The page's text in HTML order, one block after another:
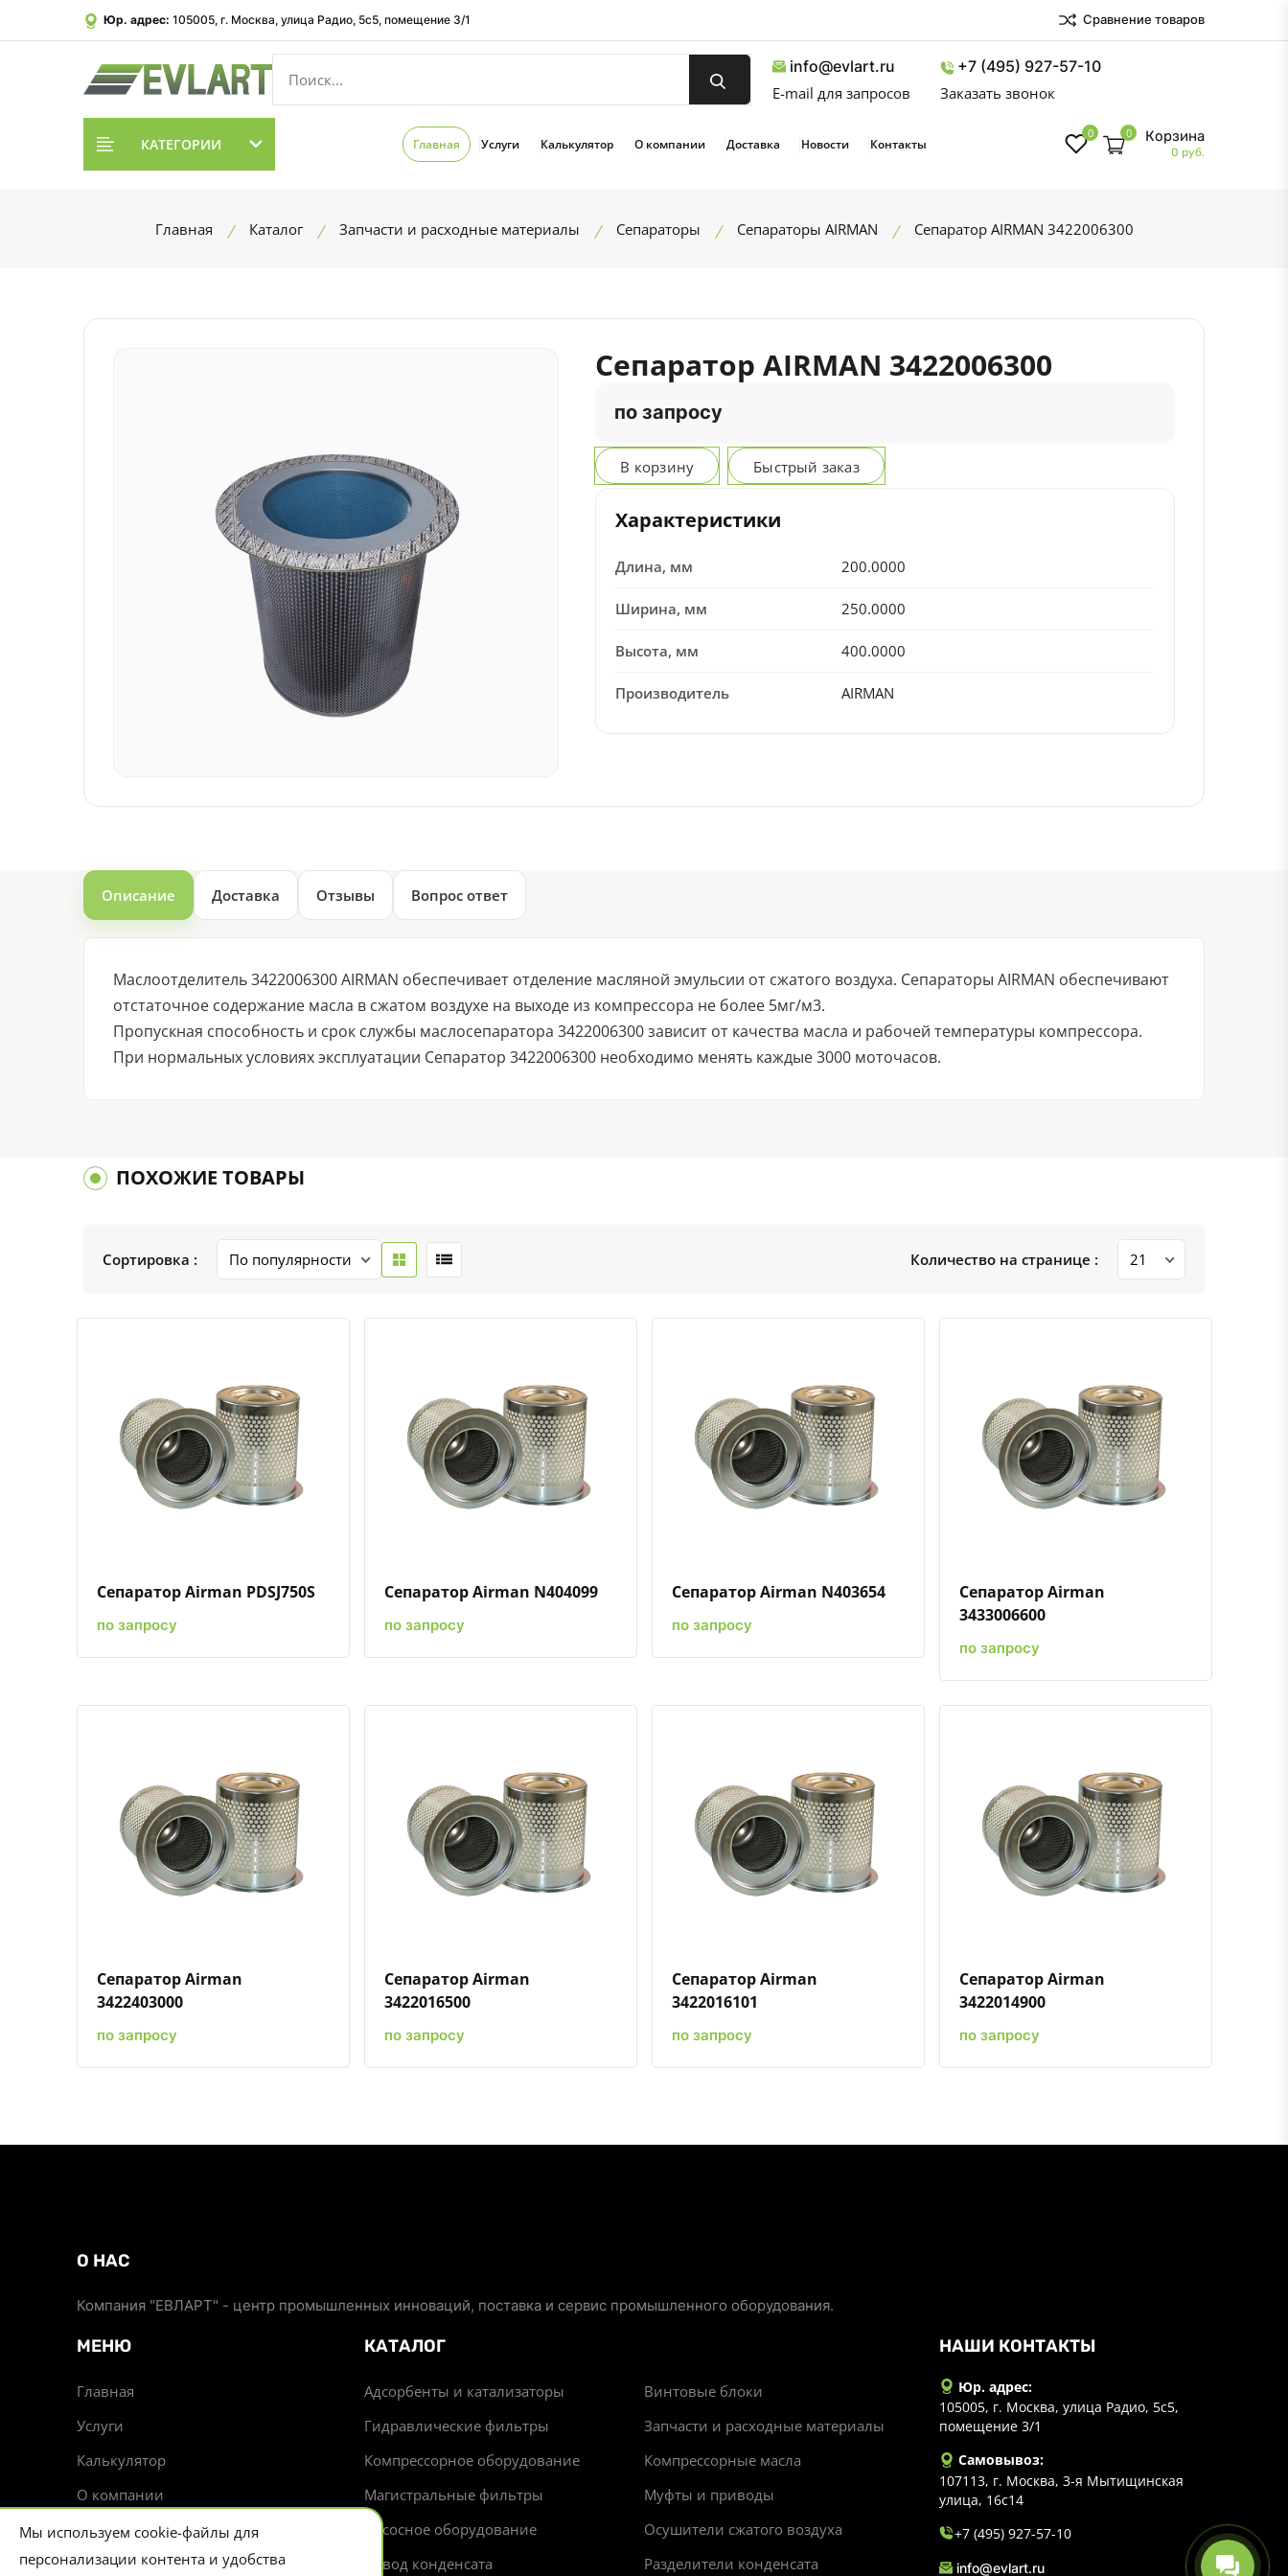
Юр. адрес: 105005, г. Москва, улица Радио, 5с5, помещение 3/1 Сравнение товаров
info@evlart.ru
E-mail для запросов
+7 (495) 927-57-10
Заказать звонок
КАТЕГОРИИ Главная Услуги Калькулятор О компании Доставка Новости Контакты
0 0 Корзина
0 руб.
Главная Каталог Запчасти и расходные материалы Сепараторы Сепараторы AIRMAN Сепаратор AIRMAN 3422006300
Сепаратор AIRMAN 3422006300
по запросу
В корзину Быстрый заказ
Характеристики
Длина, мм 200.0000
Ширина, мм 250.0000
Высота, мм 400.0000
Производитель AIRMAN
Описание Доставка Отзывы Вопрос ответ
Маслоотделитель 3422006300 AIRMAN обеспечивает отделение масляной эмульсии от сжатого воздуха. Сепараторы AIRMAN обеспечивают
отстаточное содержание масла в сжатом воздухе на выходе из компрессора не более 5мг/м3.
Пропускная способность и срок службы маслосепаратора 3422006300 зависит от качества масла и рабочей температуры компрессора.
При нормальных условиях эксплуатации Сепаратор 3422006300 необходимо менять каждые 3000 моточасов.
ПОХОЖИЕ ТОВАРЫ
Сортировка : Количество на странице :
Быстрый просмотрДобавить к сравнению
Добавить в избранное
Сепаратор Airman PDSJ750S
по запросу
Быстрый просмотрДобавить к сравнению
Добавить в избранное
Сепаратор Airman N404099
по запросу
Быстрый просмотрДобавить к сравнению
Добавить в избранное
Сепаратор Airman N403654
по запросу
Быстрый просмотрДобавить к сравнению
Добавить в избранное
Сепаратор Airman
3433006600
по запросу
Быстрый просмотрДобавить к сравнению
Добавить в избранное
Сепаратор Airman
3422403000
по запросу
Быстрый просмотрДобавить к сравнению
Добавить в избранное
Сепаратор Airman
3422016500
по запросу
Быстрый просмотрДобавить к сравнению
Добавить в избранное
Сепаратор Airman
3422016101
по запросу
Быстрый просмотрДобавить к сравнению
Добавить в избранное
Сепаратор Airman
3422014900
по запросу
О НАС
Компания "ЕВЛАРТ" - центр промышленных инноваций, поставка и сервис промышленного оборудования.
МЕНЮ
Главная
Услуги
Калькулятор
О компании
Доставка
Новости
КАТАЛОГ
Адсорбенты и катализаторы
Винтовые блоки
Гидравлические фильтры
Запчасти и расходные материалы
Компрессорное оборудование
Компрессорные масла
Магистральные фильтры
Муфты и приводы
Насосное оборудование
Осушители сжатого воздуха
Отвод конденсата
Разделители конденсата
НАШИ КОНТАКТЫ
Юр. адрес:
105005, г. Москва, улица Радио, 5с5,
помещение 3/1
Самовывоз:
107113, г. Москва, 3-я Мытищинская
улица, 16с14
+7 (495) 927-57-10
info@evlart.ru
Мы используем cookie-файлы для
персонализации контента и удобства